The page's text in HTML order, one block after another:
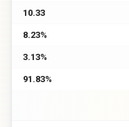
10.33
8.23%
3.13%
91.83%